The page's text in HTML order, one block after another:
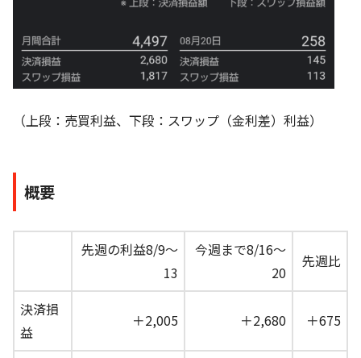
（上段：売買利益、下段：スワップ（金利差）利益）
概要
先週の利益8/9～
13
今週まで8/16～
20
先週比
決済損
益
＋2,005 ＋2,680 ＋675